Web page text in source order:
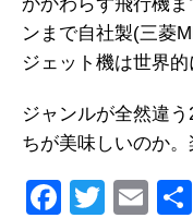
ンまで自社製(三菱
ジェット機は世界的
ジャンルが全然違
ちが美味しいのか。
F
T
E